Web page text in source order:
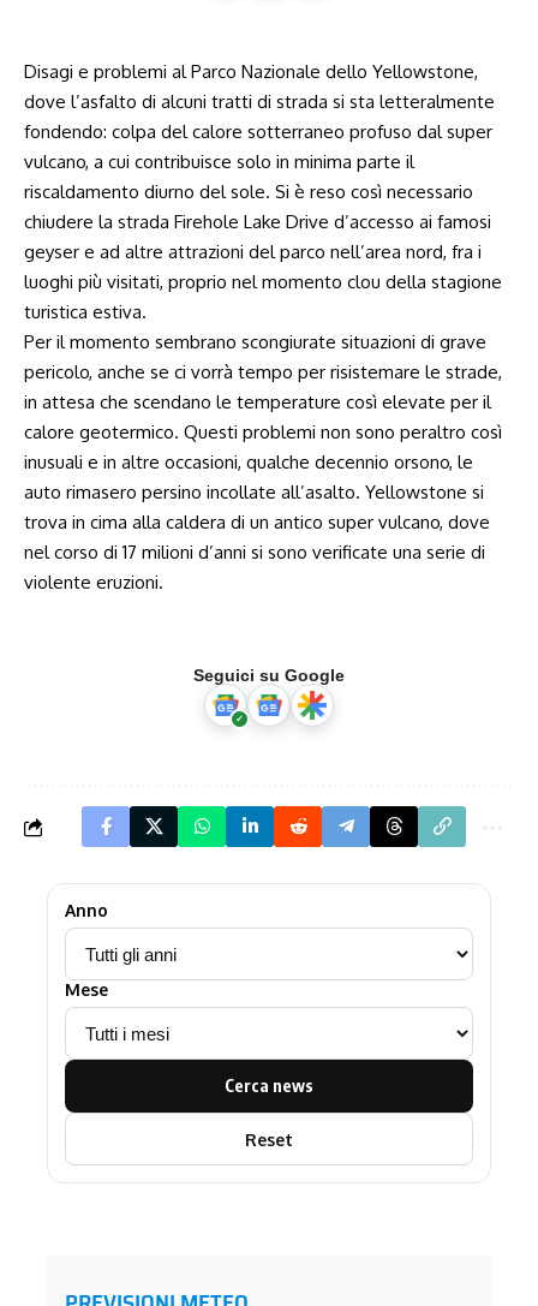
Disagi e problemi al Parco Nazionale dello Yellowstone,
dove l’asfalto di alcuni tratti di strada si sta letteralmente
fondendo: colpa del calore sotterraneo profuso dal super
vulcano, a cui contribuisce solo in minima parte il
riscaldamento diurno del sole. Si è reso così necessario
chiudere la strada Firehole Lake Drive d’accesso ai famosi
geyser e ad altre attrazioni del parco nell’area nord, fra i
luoghi più visitati, proprio nel momento clou della stagione
turistica estiva.
Per il momento sembrano scongiurate situazioni di grave
pericolo, anche se ci vorrà tempo per risistemare le strade,
in attesa che scendano le temperature così elevate per il
calore geotermico. Questi problemi non sono peraltro così
inusuali e in altre occasioni, qualche decennio orsono, le
auto rimasero persino incollate all’asalto. Yellowstone si
trova in cima alla caldera di un antico super vulcano, dove
nel corso di 17 milioni d’anni si sono verificate una serie di
violente eruzioni.
Seguici su Google
Anno
Mese
Cerca news
Reset